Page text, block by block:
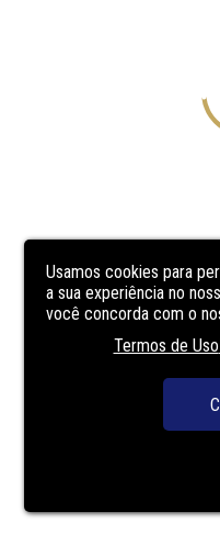
Usamos cookies para
a sua experiência no
você concorda com o
Termos de Uso